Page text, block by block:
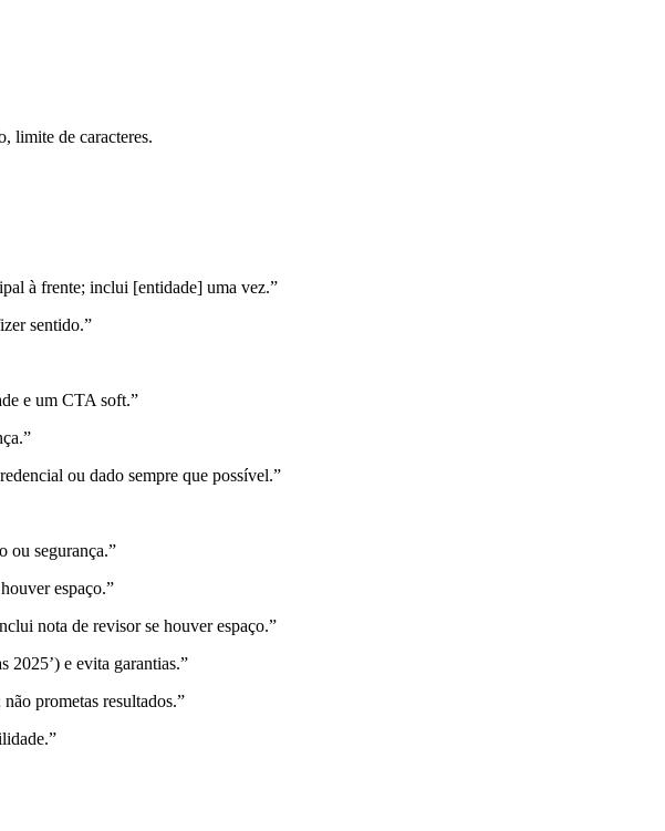
limite de caracteres.
à frente; inclui [entidade] uma vez.”
sentido.”
e um CTA soft.”
ou dado sempre que possível.”
ou segurança.”
espaço.”
nota de revisor se houver espaço.”
e evita garantias.”
prometas resultados.”